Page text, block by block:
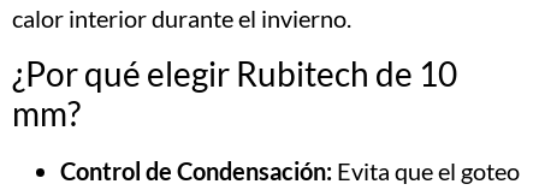
calor interior durante el invierno.
¿Por qué elegir Rubitech de 10
mm?
Control de Condensación: Evita que el goteo